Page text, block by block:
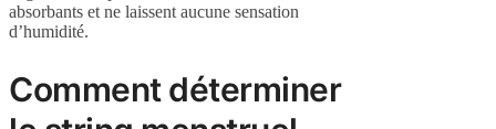
absorbants et ne laissent aucune sensation
d’humidité.
Comment déterminer